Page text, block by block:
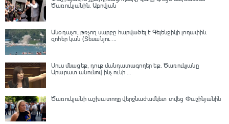
Ծառուկյանին. Աբովյան
Անօդաչու թռչող սարքը հարվածել է Գելենջիկի լողափին.
զոհեր կան (Տեսանյու ...
Սուս մնացեք, դուք մանդատագողեր եք․ Ծառուկյանը
Արարատ անունով ինչ ունի ...
Ծառուկյանի աշխատողը վերջնաժամկետ տվեց Փաշինյանին